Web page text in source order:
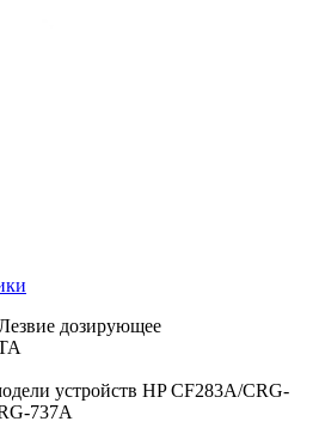
дозирующее
устройств HP CF283A/CRG-
737A